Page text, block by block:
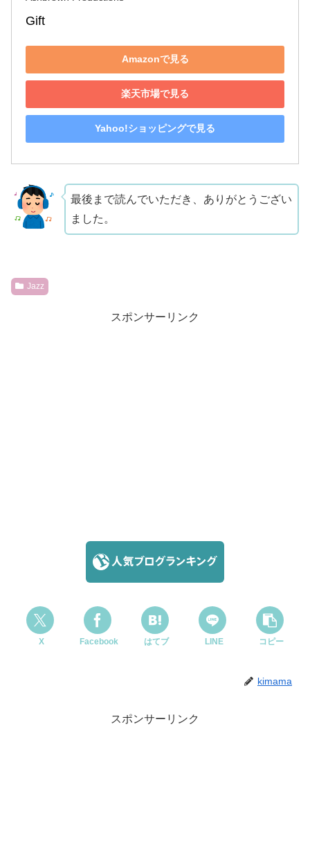
Gift
Amazonで見る
楽天市場で見る
Yahoo!ショッピングで見る
最後まで読んでいただき、ありがとうござい
ました。
Jazz
スポンサーリンク
X Facebook はてブ LINE コピー
kimama
スポンサーリンク